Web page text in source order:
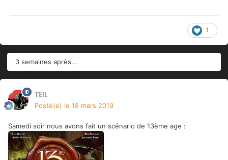
1
3 semaines après...
teil
Posté(e) le 18 mars 2019
Samedi soir nous avons fait un scénario de 13ème age :